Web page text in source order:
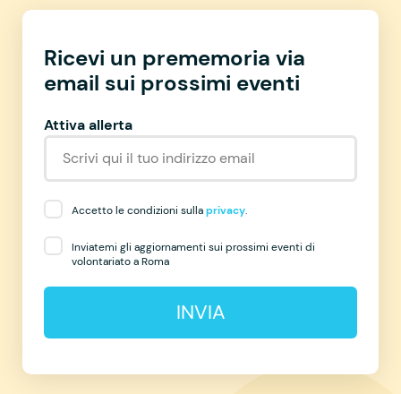
Ricevi un prememoria via
email sui prossimi eventi
Attiva allerta
Accetto le condizioni sullaprivacy.
Inviatemi gli aggiornamenti sui prossimi eventi di
volontariato a Roma
INVIA